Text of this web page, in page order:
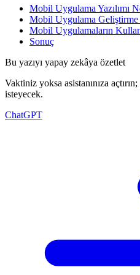
Mobil Uygulama Yazılımı
Mobil Uygulama
Mobil Uygulamaların
Sonuç
Bu yazıyı yapay zekâya özetlet
Vaktiniz yoksa asistanınıza
isteyecek.
ChatGPT